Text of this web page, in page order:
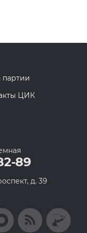
ЦИК
89
д. 39